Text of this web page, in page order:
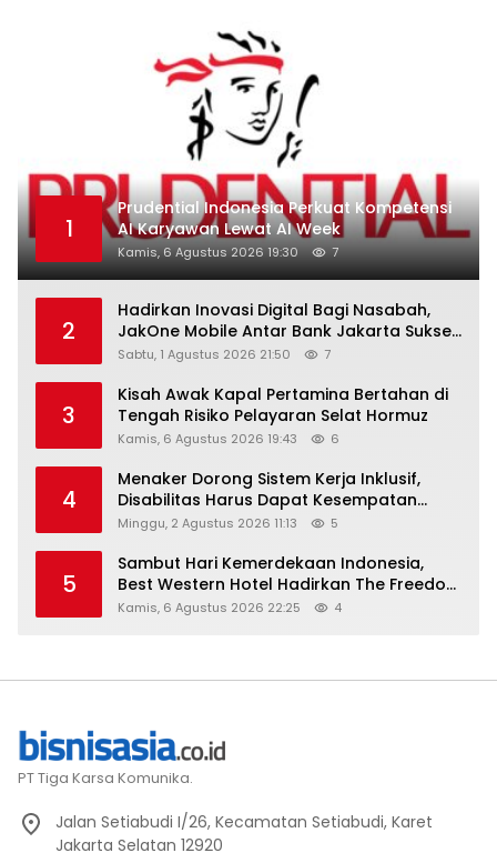
1
Prudential Indonesia Perkuat Kompetensi
AI Karyawan Lewat AI Week
Kamis, 6 Agustus 2026 19:30 7
2
Hadirkan Inovasi Digital Bagi Nasabah,
JakOne Mobile Antar Bank Jakarta Sukses
Raih Digital Excellence Awards 2026
Sabtu, 1 Agustus 2026 21:50 7
3
Kisah Awak Kapal Pertamina Bertahan di
Tengah Risiko Pelayaran Selat Hormuz
Kamis, 6 Agustus 2026 19:43 6
4
Menaker Dorong Sistem Kerja Inklusif,
Disabilitas Harus Dapat Kesempatan
Setara
Minggu, 2 Agustus 2026 11:13 5
5
Sambut Hari Kemerdekaan Indonesia,
Best Western Hotel Hadirkan The Freedom
Stay Diskon Hingga 45%
Kamis, 6 Agustus 2026 22:25 4
PT Tiga Karsa Komunika.
Jalan Setiabudi I/26, Kecamatan Setiabudi, Karet
Jakarta Selatan 12920